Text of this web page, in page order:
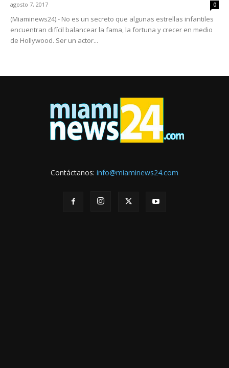
agosto 7, 2017 0
(Miaminews24).- No es un secreto que algunas estrellas infantiles
encuentran difícil balancear la fama, la fortuna y crecer en medio
de Hollywood. Ser un actor...
Contáctanos: info@miaminews24.com